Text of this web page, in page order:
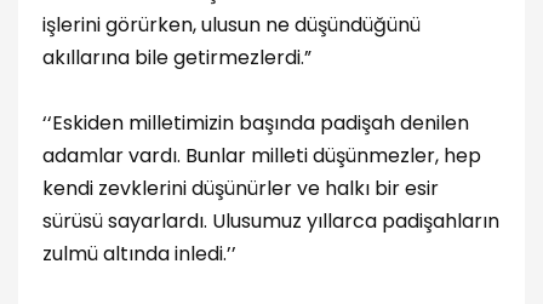
işlerini görürken, ulusun ne düşündüğünü
akıllarına bile getirmezlerdi.”
‘‘Eskiden milletimizin başında padişah denilen
adamlar vardı. Bunlar milleti düşünmezler, hep
kendi zevklerini düşünürler ve halkı bir esir
sürüsü sayarlardı. Ulusumuz yıllarca padişahların
zulmü altında inledi.’’